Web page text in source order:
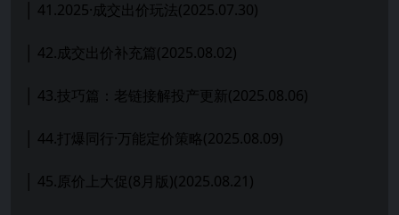
│ 41.2025·成交出价玩法(2025.07.30)
│ 42.成交出价补充篇(2025.08.02)
│ 43.技巧篇：老链接解投产更新(2025.08.06)
│ 44.打爆同行·万能定价策略(2025.08.09)
│ 45.原价上大促(8月版)(2025.08.21)